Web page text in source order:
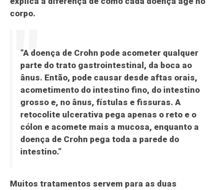
corpo.
“A doença de Crohn pode acometer qualquer
parte do trato gastrointestinal, da boca ao
ânus. Então, pode causar desde aftas orais,
acometimento do intestino fino, do intestino
grosso e, no ânus, fístulas e fissuras. A
retocolite ulcerativa pega apenas o reto e o
cólon e acomete mais a mucosa, enquanto a
doença de Crohn pega toda a parede do
intestino.”
Muitos tratamentos servem para as duas